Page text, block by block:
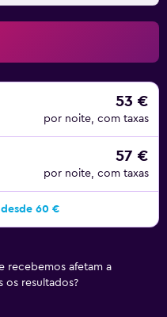
53 €
por noite, com taxas
57 €
por noite, com taxas
60 €
recebemos afetam a
os resultados?